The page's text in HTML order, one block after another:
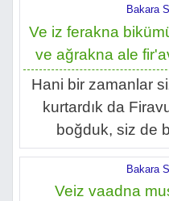
Bakara
Ve iz ferakna
ve ağrakna ale
Hani bir zamanlar
kurtardık da
boğduk, siz de
Bakara
Veiz vaadna